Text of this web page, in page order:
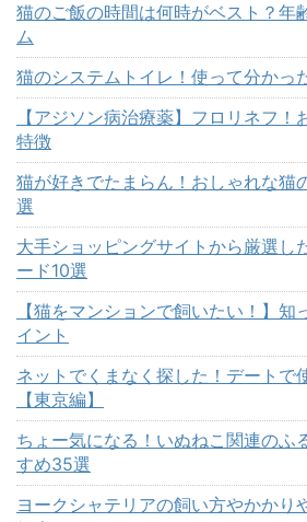
猫のご飯の時間は何時がベスト？年
ム
猫のシステムトイレ！使って分かっ
【アジソン病治療薬】フロリネフ！
特徴
猫が好きでたまらん！おしゃれな猫
選
大手ショッピングサイトから厳選し
ード10選
【猫をマンションで飼いたい！】
イント
ネットでくまなく探した！デートで
【東京編】
ちょー気になる！いぬねこ関連のふ
すめ35選
ヨークシャテリアの飼い方やかかり